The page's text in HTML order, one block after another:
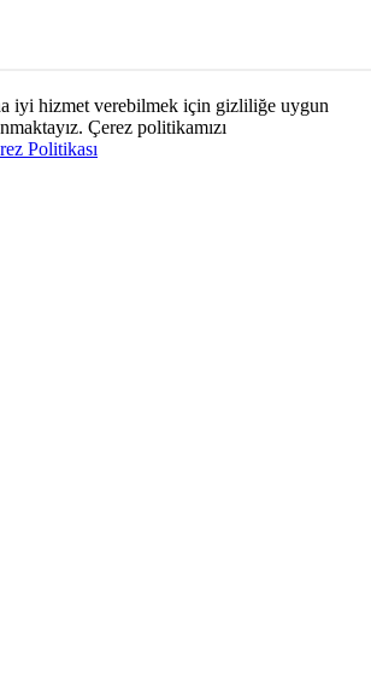
iyi hizmet verebilmek için gizliliğe uygun
Çerez politikamızı
Politikası